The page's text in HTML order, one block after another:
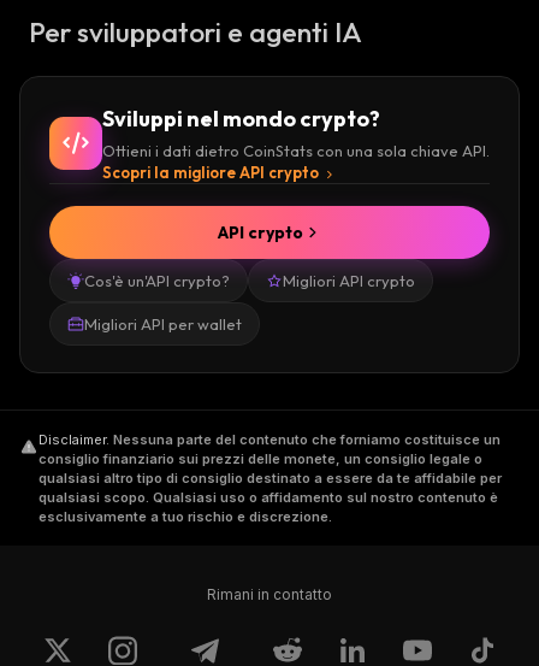
Per sviluppatori e agenti IA
Sviluppi nel mondo crypto?
Ottieni i dati dietro CoinStats con una sola chiave API.
Scopri la migliore API crypto
Cos'è un'API crypto? Migliori API crypto
Migliori API per wallet
API crypto
Disclaimer. Nessuna parte del contenuto che forniamo costituisce un
consiglio finanziario sui prezzi delle monete, un consiglio legale o
qualsiasi altro tipo di consiglio destinato a essere da te affidabile per
qualsiasi scopo. Qualsiasi uso o affidamento sul nostro contenuto è
esclusivamente a tuo rischio e discrezione.
Rimani in contatto